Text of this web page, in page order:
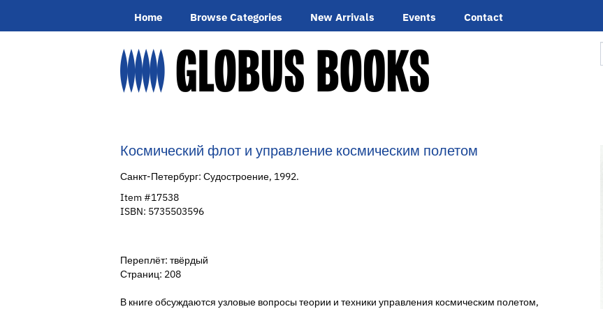
Home Browse Categories New Arrivals Events Contact
Космический флот и управление космическим полетом
Санкт-Петербург: Судостроение, 1992.
Item #17538
ISBN: 5735503596
Переплёт: твёрдый
Страниц: 208
В книге обсуждаются узловые вопросы теории и техники управления космическим полетом,